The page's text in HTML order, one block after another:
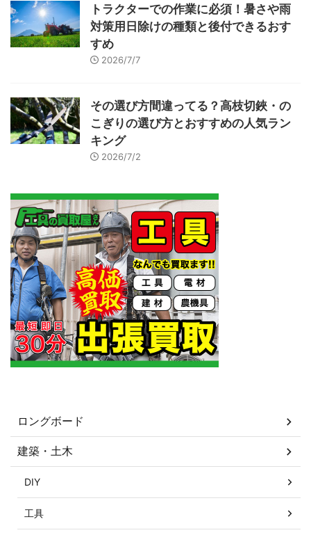
トラクターでの作業に必須！暑さや雨
対策用日除けの種類と後付できるおす
すめ
2026/7/7
その選び方間違ってる？高枝切鋏・の
こぎりの選び方とおすすめの人気ラン
キング
2026/7/2
ロングボード
建築・土木
DIY
工具